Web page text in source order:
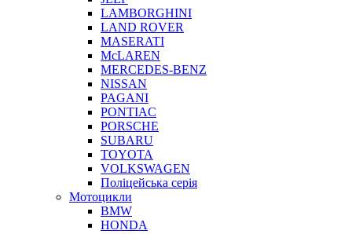
LAMBORGHINI
LAND ROVER
MASERATI
McLAREN
MERCEDES-BENZ
NISSAN
PAGANI
PONTIAC
PORSCHE
SUBARU
TOYOTA
VOLKSWAGEN
Поліцейська серія
Мотоцикли
BMW
HONDA